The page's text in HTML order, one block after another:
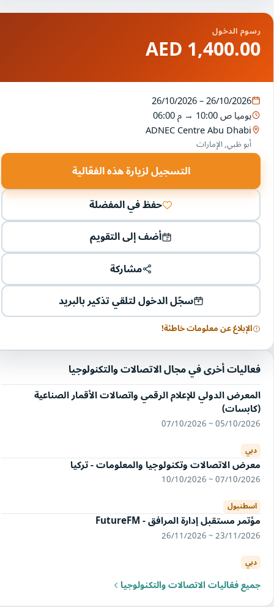
رسوم الدخول
1,400.00 AED
26/10/2026 – 26/10/2026
يوميا10:00 ص →06:00 م
ADNEC Centre Abu Dhabi
أبو ظبي, الإمارات
التسجيل لزيارة هذه الفعّالية
حفظ في المفضلة
أضف إلى التقويم
مشاركة
سجّل الدخول لتلقي تذكير بالبريد
الإبلاغ عن معلومات خاطئة!
فعاليات أخرى في مجال الاتصالات والتكنولوجيا
المعرض الدولي للإعلام الرقمي واتصالات الأقمار الصناعية
(كابسات)
05/10/2026 ~ 07/10/2026
دبي
معرض الاتصالات وتكنولوجيا والمعلومات - تركيا
07/10/2026 ~ 10/10/2026
اسطنبول
مؤتمر مستقبل إدارة المرافق - FutureFM
23/11/2026 ~ 26/11/2026
دبي
جميع فعّاليات الاتصالات والتكنولوجيا